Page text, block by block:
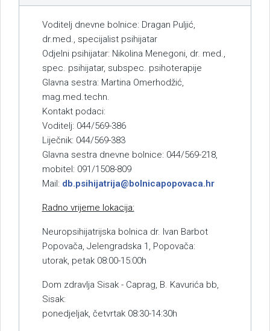
Voditelj dnevne bolnice: Dragan Puljić,
dr.med., specijalist psihijatar
Odjelni psihijatar: Nikolina Menegoni, dr. med.,
spec. psihijatar, subspec. psihoterapije
Glavna sestra: Martina Omerhodžić,
mag.med.techn.
Kontakt podaci:
Voditelj: 044/569-386
Liječnik: 044/569-383
Glavna sestra dnevne bolnice: 044/569-218,
mobitel: 091/1508-809
Mail: db.psihijatrija@bolnicapopovaca.hr
Radno vrijeme lokacija:
Neuropsihijatrijska bolnica dr. Ivan Barbot
Popovača, Jelengradska 1, Popovača:
utorak, petak 08:00-15:00h
Dom zdravlja Sisak - Caprag, B. Kavurića bb,
Sisak:
ponedjeljak, četvrtak 08:30-14:30h